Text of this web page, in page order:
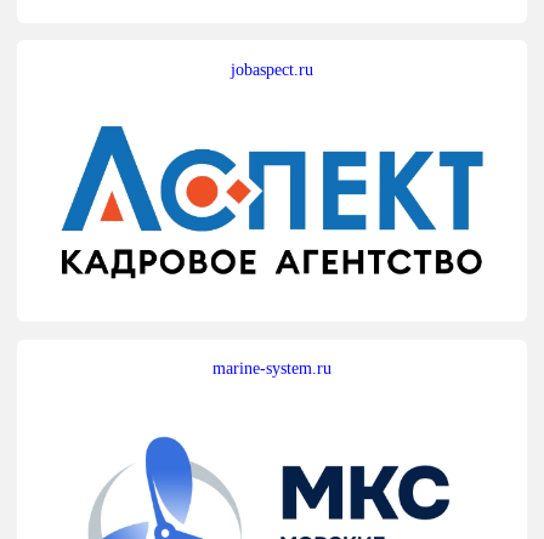
jobaspect.ru
marine-system.ru